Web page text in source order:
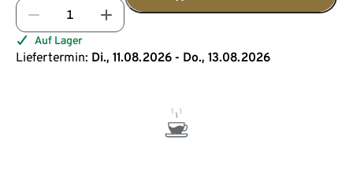
Auf Lager
Liefertermin: Di., 11.08.2026 - Do., 13.08.2026